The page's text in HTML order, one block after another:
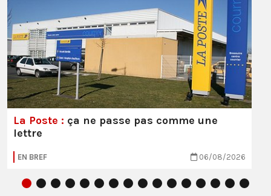
La Poste : ça ne passe pas comme une
lettre
EN BREF 06/08/2026